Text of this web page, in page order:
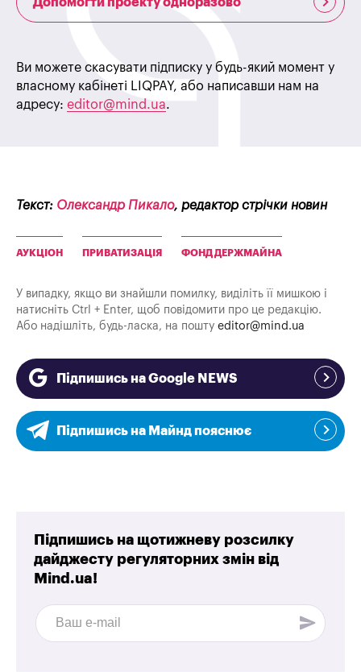
Допомогти проекту одноразово
Ви можете скасувати підписку у будь-який момент у
власному кабінеті LIQPAY, або написавши нам на
адресу: editor@mind.ua.
Текст: Олександр Пикало, редактор стрічки новин
АУКЦІОН ПРИВАТИЗАЦІЯ ФОНД ДЕРЖМАЙНА
У випадку, якщо ви знайшли помилку, виділіть її мишкою і
натисніть Ctrl + Enter, щоб повідомити про це редакцію.
Або надішліть, будь-ласка, на пошту editor@mind.ua
Підпишись на Google NEWS
Підпишись на Майнд пояснює
Підпишись на щотижневу розсилку
дайджесту регуляторних змін від
Mind.ua!